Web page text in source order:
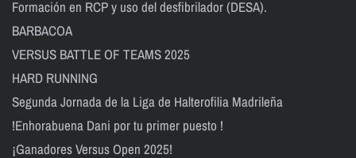
Formación en RCP y uso del desfibrilador (DESA).
BARBACOA
VERSUS BATTLE OF TEAMS 2025
HARD RUNNING
Segunda Jornada de la Liga de Halterofilia Madrileña
!Enhorabuena Dani por tu primer puesto !
¡Ganadores Versus Open 2025!